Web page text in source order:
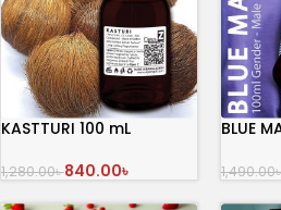
KASTTURI 100 mL
1,280.00৳840.00৳
BLUE
1,490.00